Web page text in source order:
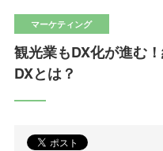
観光業もDX化が進む
DXとは？